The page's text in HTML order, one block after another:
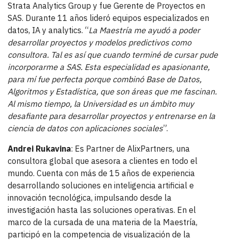
Strata Analytics Group y fue Gerente de Proyectos en
SAS. Durante 11 años lideró equipos especializados en
datos, IA y analytics. “La Maestría me ayudó a poder
desarrollar proyectos y modelos predictivos como
consultora. Tal es así que cuando terminé de cursar pude
incorporarme a SAS. Esta especialidad es apasionante,
para mí fue perfecta porque combinó Base de Datos,
Algoritmos y Estadística, que son áreas que me fascinan.
Al mismo tiempo, la Universidad es un ámbito muy
desafiante para desarrollar proyectos y entrenarse en la
ciencia de datos con aplicaciones sociales”.
Andrei Rukavina: Es Partner de AlixPartners, una
consultora global que asesora a clientes en todo el
mundo. Cuenta con más de 15 años de experiencia
desarrollando soluciones en inteligencia artificial e
innovación tecnológica, impulsando desde la
investigación hasta las soluciones operativas. En el
marco de la cursada de una materia de la Maestría,
participó en la competencia de visualización de la